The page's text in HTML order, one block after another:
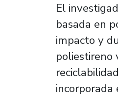
El
basada en
impacto y
poliestireno